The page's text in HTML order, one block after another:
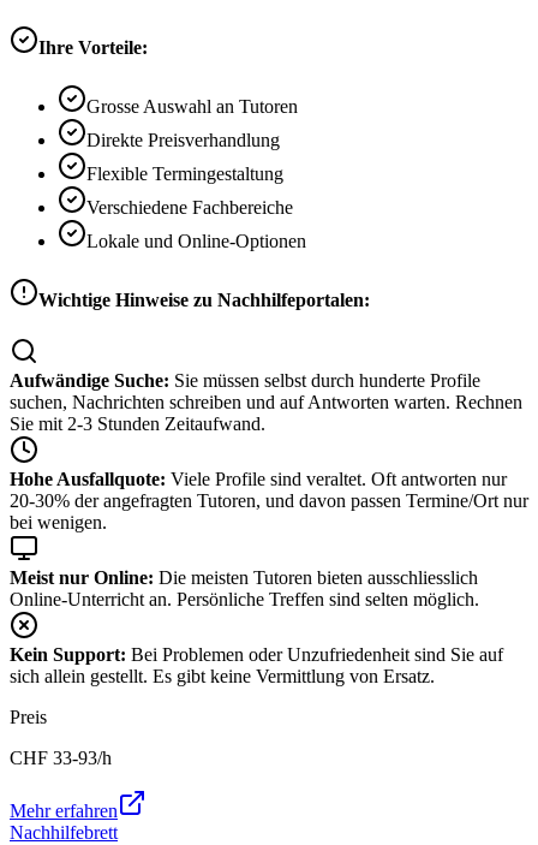
Ihre Vorteile:
Grosse Auswahl an Tutoren
Direkte Preisverhandlung
Flexible Termingestaltung
Verschiedene Fachbereiche
Lokale und Online-Optionen
Wichtige Hinweise zu Nachhilfeportalen:
Aufwändige Suche: Sie müssen selbst durch hunderte Profile
suchen, Nachrichten schreiben und auf Antworten warten. Rechnen
Sie mit 2-3 Stunden Zeitaufwand.
Hohe Ausfallquote: Viele Profile sind veraltet. Oft antworten nur
20-30% der angefragten Tutoren, und davon passen Termine/Ort nur
bei wenigen.
Meist nur Online: Die meisten Tutoren bieten ausschliesslich
Online-Unterricht an. Persönliche Treffen sind selten möglich.
Kein Support: Bei Problemen oder Unzufriedenheit sind Sie auf
sich allein gestellt. Es gibt keine Vermittlung von Ersatz.
Preis
CHF 33-93/h
Mehr erfahren
Nachhilfebrett